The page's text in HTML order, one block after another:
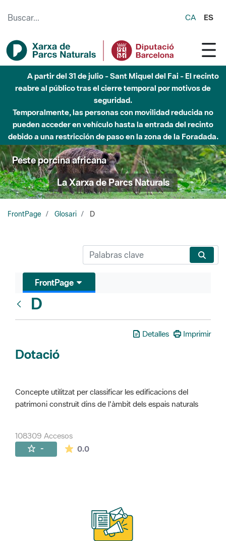
CA ES
A partir del 31 de julio - Sant Miquel del Fai - El recinto
reabre al público tras el cierre temporal por motivos de
seguridad.
Temporalmente, las personas con movilidad reducida no
pueden acceder en vehículo hasta la entrada del recinto
debido a una restricción de paso en la zona de la Foradada.
Peste porcina africana
La Xarxa de Parcs Naturals
FrontPage Glosari D
FrontPage
D
Detalles Imprimir
Dotació
Concepte utilitzat per classificar les edificacions del
patrimoni construït dins de l'àmbit dels espais naturals
108309 Accesos
- 0.0La valoración media es de 0 estrellas de